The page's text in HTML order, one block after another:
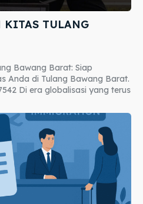
KITAS TULANG
Bawang Barat: Siap
Anda di Tulang Bawang Barat.
Di era globalisasi yang terus